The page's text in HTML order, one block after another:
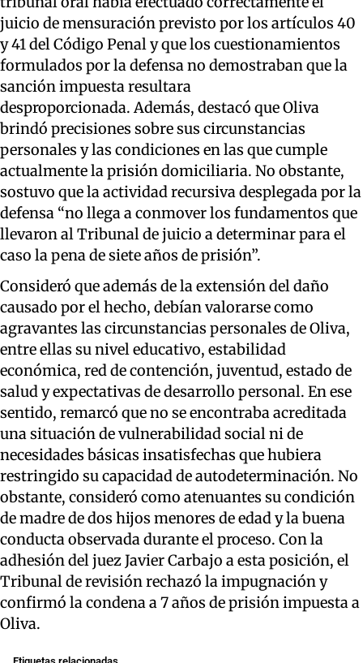
juicio de mensuración previsto por los artículos 40
y 41 del Código Penal y que los cuestionamientos
formulados por la defensa no demostraban que la
sanción impuesta resultara
desproporcionada. Además, destacó que Oliva
brindó precisiones sobre sus circunstancias
personales y las condiciones en las que cumple
actualmente la prisión domiciliaria. No obstante,
sostuvo que la actividad recursiva desplegada por la
defensa “no llega a conmover los fundamentos que
llevaron al Tribunal de juicio a determinar para el
caso la pena de siete años de prisión”.
Consideró que además de la extensión del daño
causado por el hecho, debían valorarse como
agravantes las circunstancias personales de Oliva,
entre ellas su nivel educativo, estabilidad
económica, red de contención, juventud, estado de
salud y expectativas de desarrollo personal. En ese
sentido, remarcó que no se encontraba acreditada
una situación de vulnerabilidad social ni de
necesidades básicas insatisfechas que hubiera
restringido su capacidad de autodeterminación. No
obstante, consideró como atenuantes su condición
de madre de dos hijos menores de edad y la buena
conducta observada durante el proceso. Con la
adhesión del juez Javier Carbajo a esta posición, el
Tribunal de revisión rechazó la impugnación y
confirmó la condena a 7 años de prisión impuesta a
Oliva.